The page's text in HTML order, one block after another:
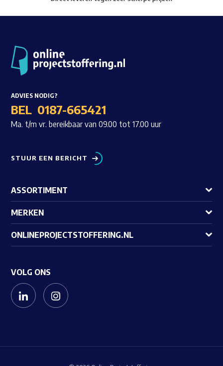
ADVIES NODIG?
BEL 0187-665421
Ma. t/m vr. bereikbaar van 09.00 tot 17.00 uur
STUUR EEN BERICHT
ASSORTIMENT
MERKEN
ONLINEPROJECTSTOFFERING.NL
VOLG ONS